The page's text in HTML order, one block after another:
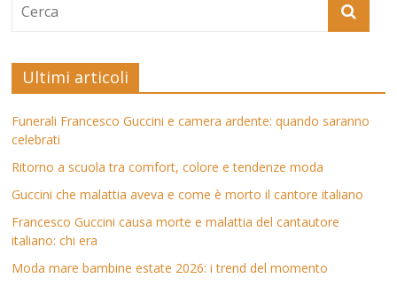
Ultimi articoli
Funerali Francesco Guccini e camera ardente: quando saranno
celebrati
Ritorno a scuola tra comfort, colore e tendenze moda
Guccini che malattia aveva e come è morto il cantore italiano
Francesco Guccini causa morte e malattia del cantautore
italiano: chi era
Moda mare bambine estate 2026: i trend del momento